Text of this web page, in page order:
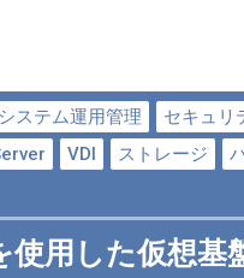
ステム運用管理 セキュリ
VDI ストレージ
使用した仮想基